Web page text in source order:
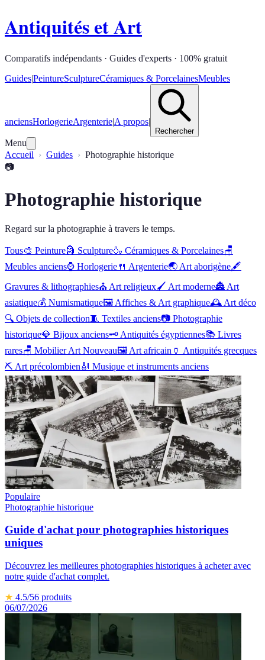
Antiquités et Art
Comparatifs indépendants · Guides d'experts · 100% gratuit
Guides|PeintureSculptureCéramiques & PorcelainesMeubles
anciensHorlogerieArgenterie|A propos|
Rechercher
Menu
Accueil
Guides
Photographie historique
📷
Photographie historique
Regard sur la photographie à travers le temps.
Tous🎨 Peinture🗿 Sculpture🍶 Céramiques & Porcelaines🪑
Meubles anciens⌚ Horlogerie🍴 Argenterie🌏 Art aborigène🖋️
Gravures & lithographies⛪ Art religieux🖌️ Art moderne🏯 Art
asiatique💰 Numismatique🖼️ Affiches & Art graphique🕰️ Art déco
🔍 Objets de collection🧵 Textiles anciens📷 Photographie
historique💎 Bijoux anciens🗝️ Antiquités égyptiennes📚 Livres
rares🪑 Mobilier Art Nouveau🖼️ Art africain 🏺 Antiquités grecques
⛏️ Art précolombien🎻 Musique et instruments anciens
Populaire
Photographie historique
Guide d'achat pour photographies historiques
uniques
Découvrez les meilleures photographies historiques à acheter avec
notre guide d'achat complet.
★ 4.5/56 produits
06/07/2026